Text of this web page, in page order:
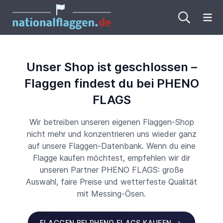
Unser Shop ist geschlossen –
Flaggen findest du bei PHENO
FLAGS
Wir betreiben unseren eigenen Flaggen-Shop
nicht mehr und konzentrieren uns wieder ganz
auf unsere Flaggen-Datenbank. Wenn du eine
Flagge kaufen möchtest, empfehlen wir dir
unseren Partner PHENO FLAGS: große
Auswahl, faire Preise und wetterfeste Qualität
mit Messing-Ösen.